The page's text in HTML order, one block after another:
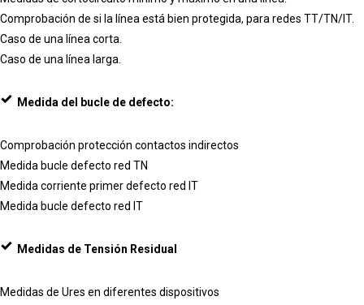
Comprobación de si la línea está bien protegida, para redes TT/TN/IT.
Caso de una línea corta.
Caso de una línea larga.
Medida del bucle de defecto:
Comprobación protección contactos indirectos
Medida bucle defecto red TN
Medida corriente primer defecto red IT
Medida bucle defecto red IT
Medidas de Tensión Residual
Medidas de Ures en diferentes dispositivos